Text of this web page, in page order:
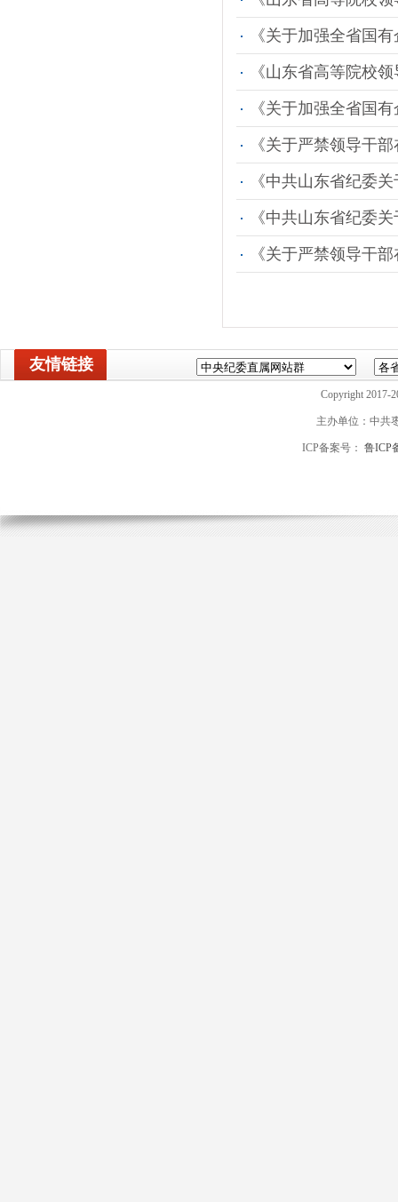
《关于加强全省国
《山东省高等院校
《关于加强全省国
《关于严禁领导干
《中共山东省纪委
《中共山东省纪委
《关于严禁领导干
友情链接
Copyright 2017-
主办单位：中共
ICP备案号： 鲁ICP